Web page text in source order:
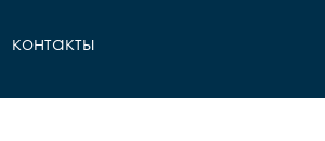
контакты